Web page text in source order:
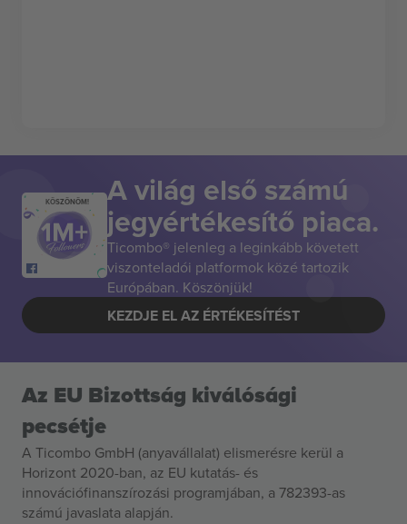
KÖSZÖNÖM! A világ első számú
jegyértékesítő piaca.
Ticombo® jelenleg a leginkább követett
viszonteladói platformok közé tartozik
Európában. Köszönjük!
KEZDJE EL AZ ÉRTÉKESÍTÉST
Az EU Bizottság kiválósági
pecsétje
A Ticombo GmbH (anyavállalat) elismerésre kerül a
Horizont 2020-ban, az EU kutatás- és
innovációfinanszírozási programjában, a 782393-as
számú javaslata alapján.